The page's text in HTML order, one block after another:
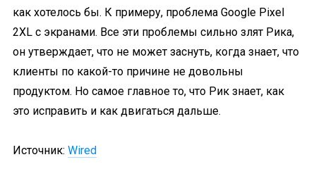
как хотелось бы. К примеру, проблема Google Pixel
2XL с экранами. Все эти проблемы сильно злят Рика,
он утверждает, что не может заснуть, когда знает, что
клиенты по какой-то причине не довольны
продуктом. Но самое главное то, что Рик знает, как
это исправить и как двигаться дальше.
Источник: Wired